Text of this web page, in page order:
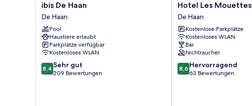
ibis
De
Haan
De
Haan
ibis De Haan
De Haan
Pool
Haustiere erlaubt
Parkplätze verfügbar
Kostenloses WLAN
8.4
von
8,4 Sehr gut
209 Bewertungen
Hotel
Les
Mouettes
De
Haan
Hotel Les Mouettes
De Haan
Kostenlose Parkplätze
Kostenloses WLAN
Bar
Nichtraucher
8.6
von
8,6 Hervorragend
63 Bewertungen